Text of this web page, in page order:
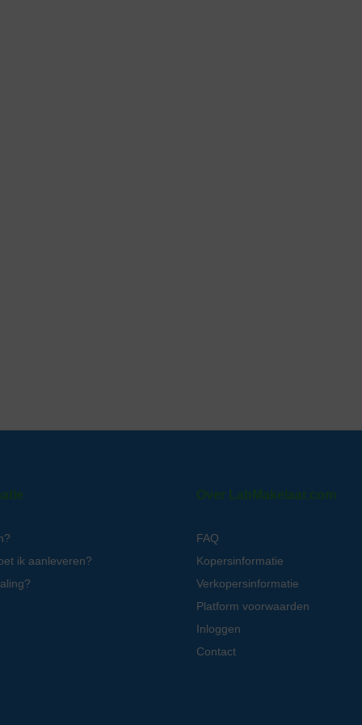
ik aanleveren?
Over LabMakelaar.com
FAQ
Kopersinformatie
Verkopersinformatie
Platform voorwaarden
Inloggen
Contact